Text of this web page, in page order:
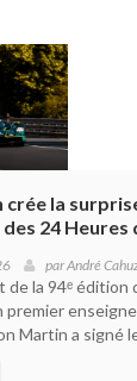
la
24 Heures
parAndré
de la 94ᵉ édition
premier
Martin a signé